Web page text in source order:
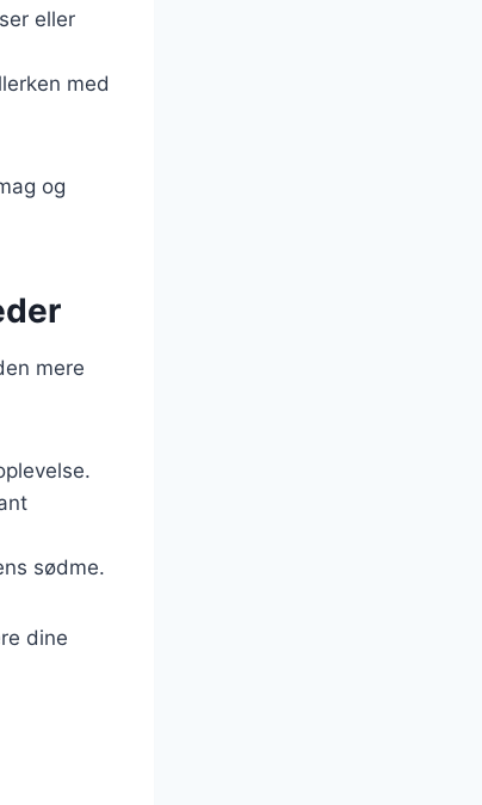
eller
med
og
mere
sødme.
dine